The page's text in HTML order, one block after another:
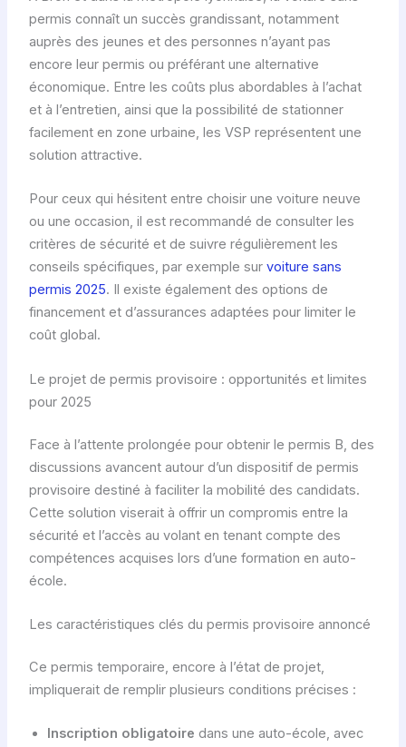
permis connaît un succès grandissant, notamment
auprès des jeunes et des personnes n’ayant pas
encore leur permis ou préférant une alternative
économique. Entre les coûts plus abordables à l’achat
et à l’entretien, ainsi que la possibilité de stationner
facilement en zone urbaine, les VSP représentent une
solution attractive.
Pour ceux qui hésitent entre choisir une voiture neuve
ou une occasion, il est recommandé de consulter les
critères de sécurité et de suivre régulièrement les
conseils spécifiques, par exemple sur voiture sans
permis 2025. Il existe également des options de
financement et d’assurances adaptées pour limiter le
coût global.
Le projet de permis provisoire : opportunités et limites
pour 2025
Face à l’attente prolongée pour obtenir le permis B, des
discussions avancent autour d’un dispositif de permis
provisoire destiné à faciliter la mobilité des candidats.
Cette solution viserait à offrir un compromis entre la
sécurité et l’accès au volant en tenant compte des
compétences acquises lors d’une formation en auto-
école.
Les caractéristiques clés du permis provisoire annoncé
Ce permis temporaire, encore à l’état de projet,
impliquerait de remplir plusieurs conditions précises :
Inscription obligatoire dans une auto-école, avec